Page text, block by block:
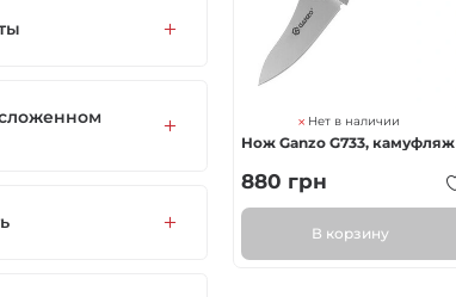
Нет в наличии
Нож Ganzo G733, камуфляж
880 грн
В корзину